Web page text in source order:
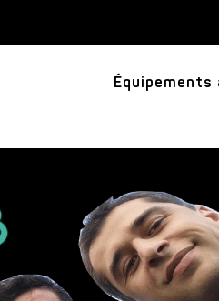
Équipements